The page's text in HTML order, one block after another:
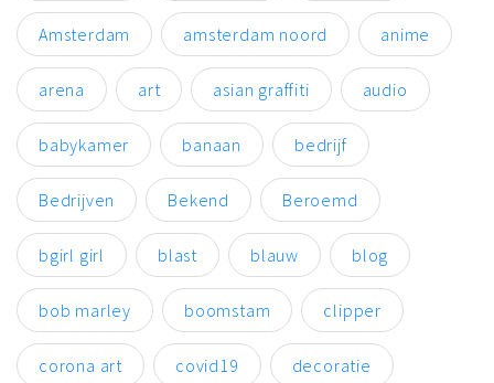
Amsterdam amsterdam noord anime
arena art asian graffiti audio
babykamer banaan bedrijf
Bedrijven Bekend Beroemd
bgirl girl blast blauw blog
bob marley boomstam clipper
corona art covid19 decoratie